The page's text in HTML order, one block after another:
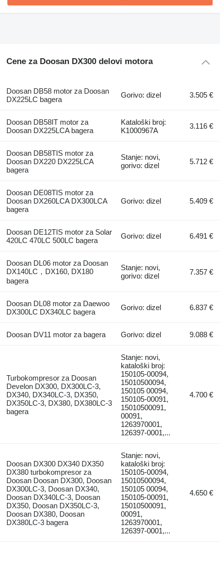
Cene za Doosan DX300 delovi motora
Doosan DB58 motor za Doosan
DX225LC bagera
Gorivo: dizel 3.505 €
Doosan DB58IT motor za
Doosan DX225LCA bagera
Kataloški broj:
K1000967A
3.116 €
Doosan DB58TIS motor za
Doosan DX220 DX225LCA
bagera
Stanje: novi,
gorivo: dizel
5.712 €
Doosan DE08TIS motor za
Doosan DX260LCA DX300LCA
bagera
Gorivo: dizel 5.409 €
Doosan DE12TIS motor za Solar
420LC 470LC 500LC bagera
Gorivo: dizel 6.491 €
Doosan DL06 motor za Doosan
DX140LC，DX160, DX180
bagera
Stanje: novi,
gorivo: dizel
7.357 €
Doosan DL08 motor za Daewoo
DX300LC DX340LC bagera
Gorivo: dizel 6.837 €
Doosan DV11 motor za bagera Gorivo: dizel 9.088 €
Turbokompresor za Doosan
Develon DX300, DX300LC-3,
DX340, DX340LC-3, DX350,
DX350LC-3, DX380, DX380LC-3
bagera
Stanje: novi,
kataloški broj:
150105-00094,
15010500094,
150105 00094,
150105-00091,
15010500091,
00091,
1263970001,
126397-0001,...
4.700 €
Doosan DX300 DX340 DX350
DX380 turbokompresor za
Doosan Doosan DX300, Doosan
DX300LC-3, Doosan DX340,
Doosan DX340LC-3, Doosan
DX350, Doosan DX350LC-3,
Doosan DX380, Doosan
DX380LC-3 bagera
Stanje: novi,
kataloški broj:
150105-00094,
15010500094,
150105 00094,
150105-00091,
15010500091,
00091,
1263970001,
126397-0001,...
4.650 €